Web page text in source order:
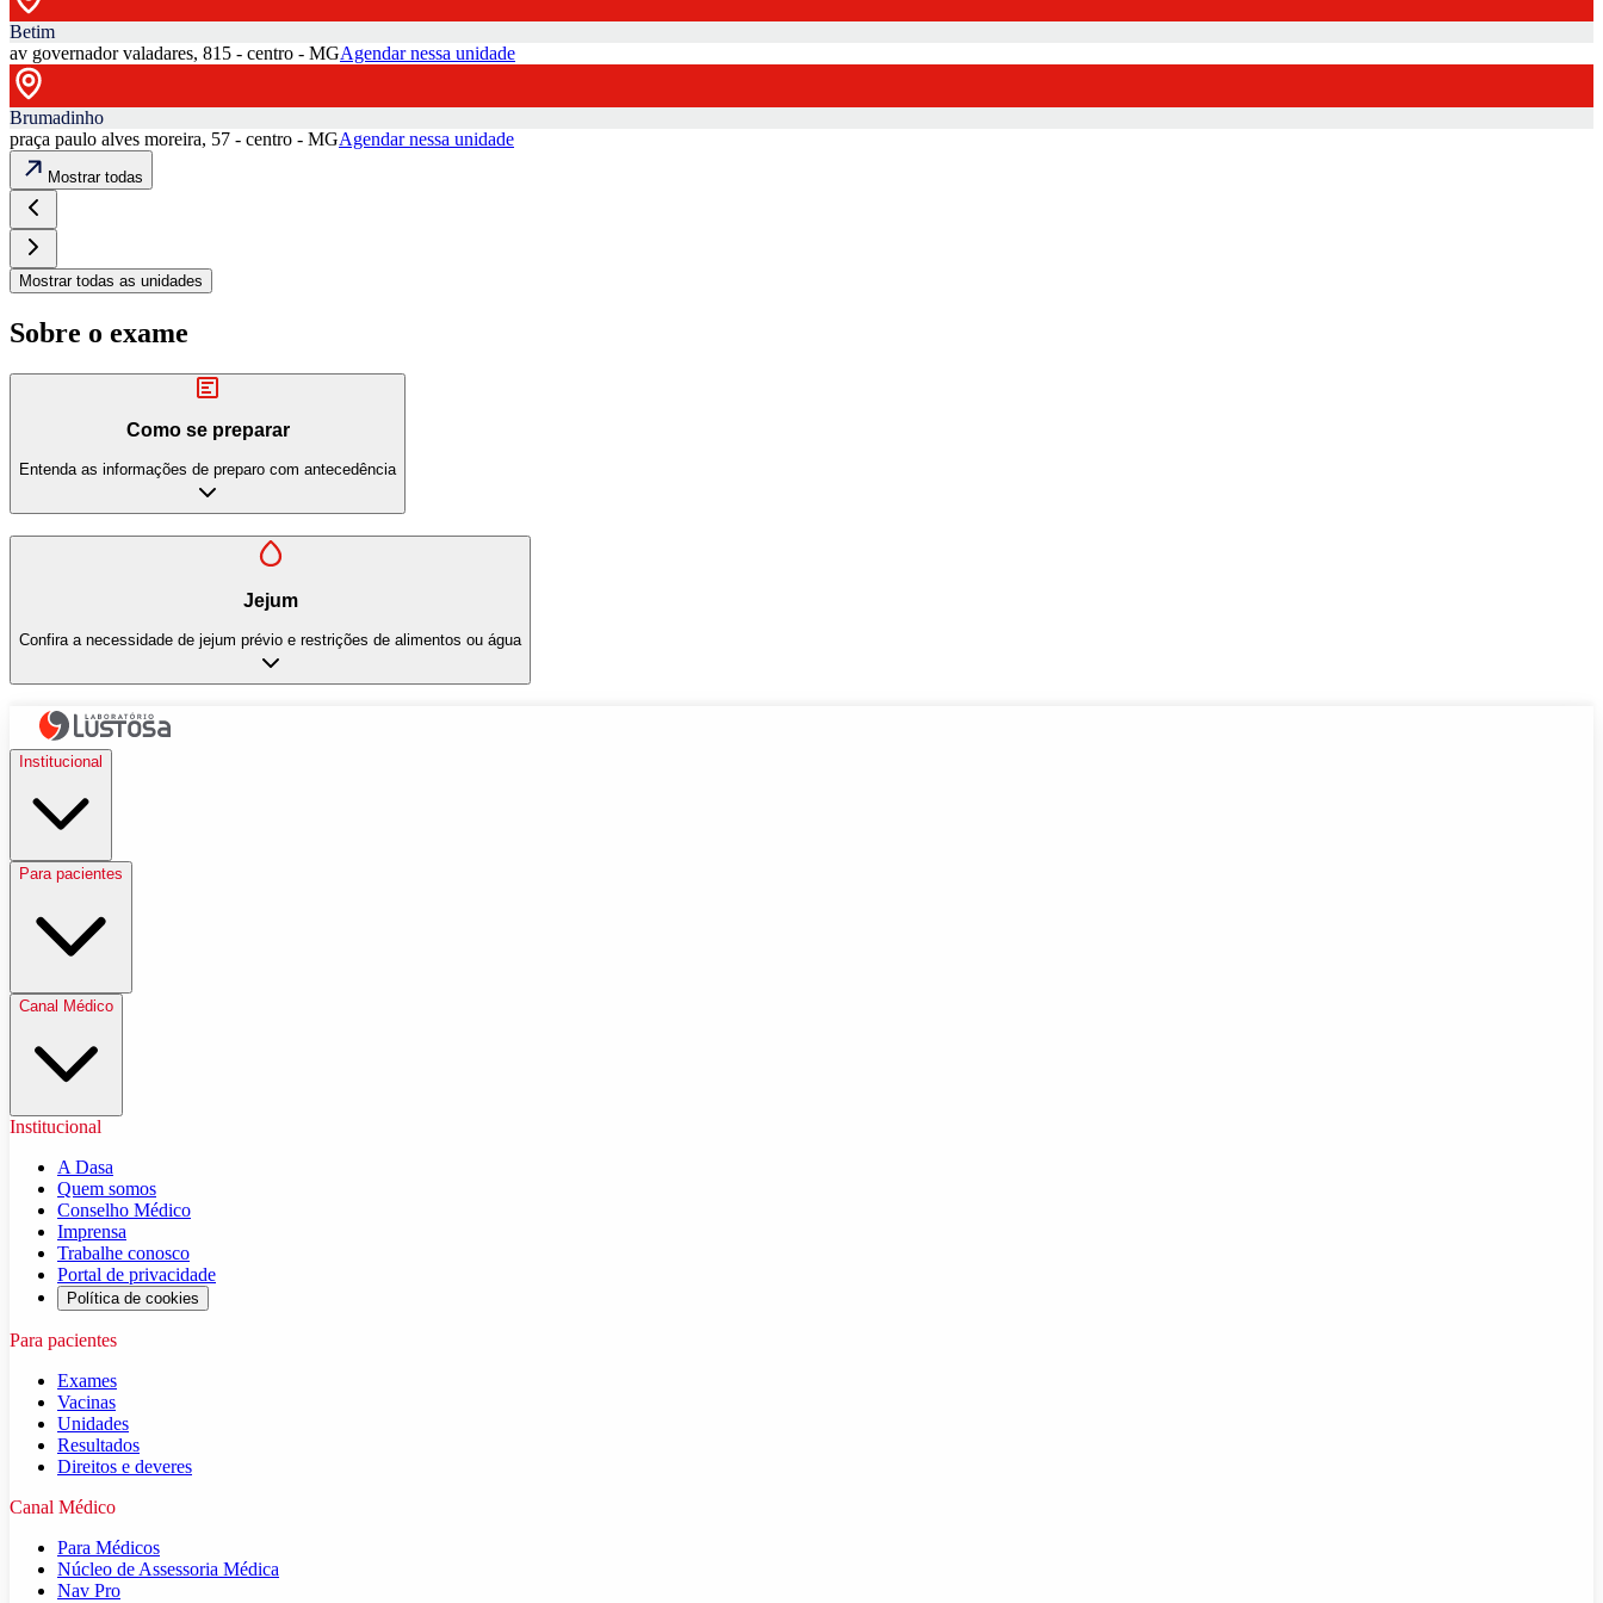
Betim
av governador valadares, 815 - centro - MGAgendar nessa unidade
Brumadinho
praça paulo alves moreira, 57 - centro - MGAgendar nessa unidade
Mostrar todas
Mostrar todas as unidades
Sobre o exame
Como se preparar
Entenda as informações de preparo com antecedência
Jejum
Confira a necessidade de jejum prévio e restrições de alimentos ou água
Institucional
Para pacientes
Canal Médico
Institucional
A Dasa
Quem somos
Conselho Médico
Imprensa
Trabalhe conosco
Portal de privacidade
Política de cookies
Para pacientes
Exames
Vacinas
Unidades
Resultados
Direitos e deveres
Canal Médico
Para Médicos
Núcleo de Assessoria Médica
Nav Pro